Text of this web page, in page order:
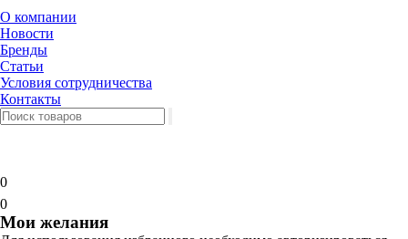
О компании
Новости
Бренды
Статьи
Условия сотрудничества
Контакты
0
0
Мои желания